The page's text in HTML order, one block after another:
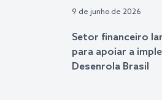
9 de junho de 2026
Setor financeiro
para apoiar a
Desenrola Brasil